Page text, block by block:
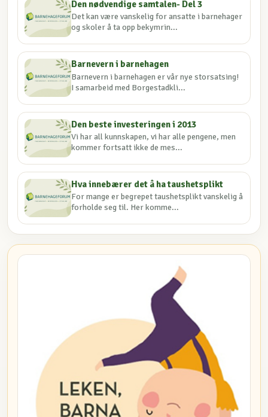
Den nødvendige samtalen- Del 3
Det kan være vanskelig for ansatte i barnehager
og skoler å ta opp bekymrin...
Barnevern i barnehagen
Barnevern i barnehagen er vår nye storsatsing!
I samarbeid med Borgestadkli...
Den beste investeringen i 2013
Vi har all kunnskapen, vi har alle pengene, men
kommer fortsatt ikke de mes...
Hva innebærer det å ha taushetsplikt
For mange er begrepet taushetsplikt vanskelig å
forholde seg til. Her komme...